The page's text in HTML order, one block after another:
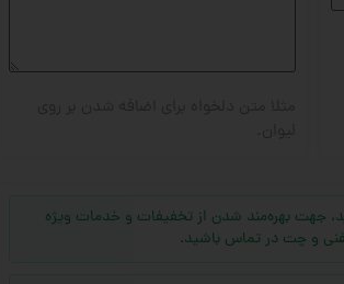
(بالای ۱۰ عدد) دارید، جهت بهره‌مند شدن از تخفیفات و خدمات ویژه
و چت در تماس باشید.